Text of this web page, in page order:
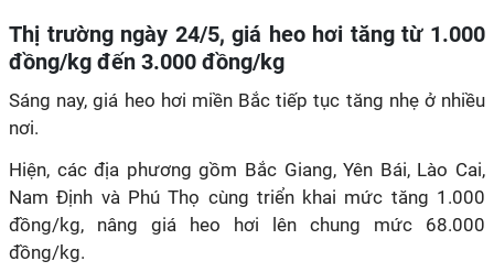
Thị trường ngày 24/5, giá heo hơi tăng từ 1.000
đồng/kg đến 3.000 đồng/kg
Sáng nay, giá heo hơi miền Bắc tiếp tục tăng nhẹ ở nhiều
nơi.
Hiện, các địa phương gồm Bắc Giang, Yên Bái, Lào Cai,
Nam Định và Phú Thọ cùng triển khai mức tăng 1.000
đồng/kg, nâng giá heo hơi lên chung mức 68.000
đồng/kg.